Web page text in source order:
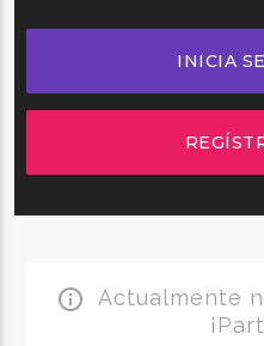
INICIA
info_outline Actualmente